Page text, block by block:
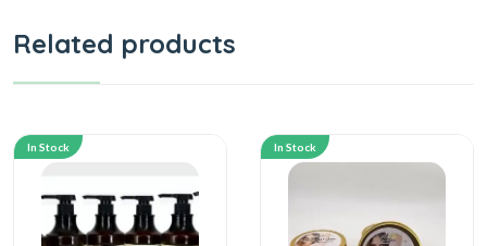
Related products
In Stock In Stock